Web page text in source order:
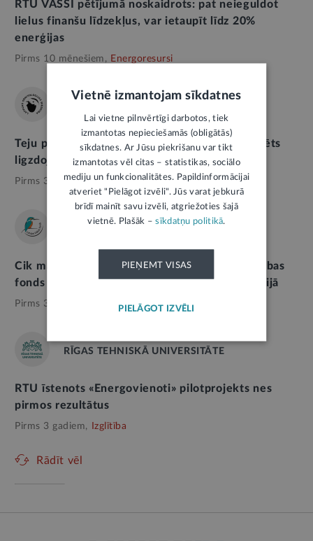
RTU VASSI pētījumā noskaidrots: pat neieguldot
lielus finanšu līdzekļus, var ietaupīt līdz 20%
enerģijas
Pirms 10 mēnešiem, Energoresursi
Teju pēc 40 gadu pārtraukuma Latvijā konstatēts
ligzdojošs mājas apogu pāris
Pirms 3 gadiem, Vide
LATVIJAS DABAS FONDS
Cik maksā daba? Ar jaunu projektu Latvijas Dabas
fonds veicinās izpratni par dabas kapitālu Latvijā
Pirms 3 gadiem,
RĪGAS TEHNISKĀ UNIVERSITĀTE
RTU īstenots «Energovienoti» pilotprojekts nes
pirmos rezultātus
Pirms 3 gadiem, Izglītība
Rādīt vēl
Vietnē izmantojam sīkdatnes
Lai vietne pilnvērtīgi darbotos, tiek
izmantotas nepieciešamās (obligātās)
sīkdatnes. Ar Jūsu piekrišanu var tikt
izmantotas vēl citas – statistikas, sociālo
mediju un funkcionalitātes. Papildinformācijai
atveriet "Pielāgot izvēli". Jūs varat jebkurā
brīdī mainīt savu izvēli, atgriežoties šajā
vietnē. Plašāk –sīkdatņu politikā.
PIEŅEMT VISAS
PIELĀGOT IZVĒLI